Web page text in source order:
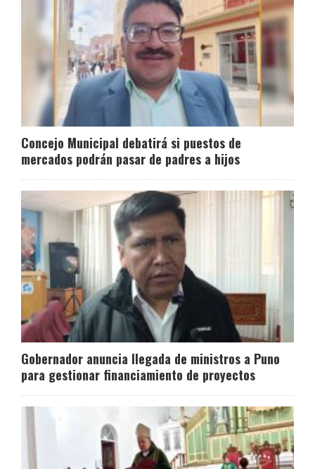
Concejo Municipal debatirá si puestos de
mercados podrán pasar de padres a hijos
Gobernador anuncia llegada de ministros a Puno
para gestionar financiamiento de proyectos